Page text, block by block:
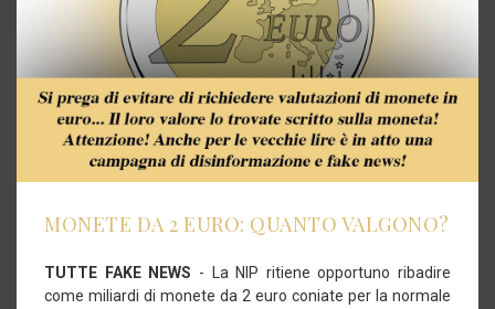
MONETE DA 2 EURO: QUANTO VALGONO?
TUTTE FAKE NEWS - La NIP ritiene opportuno ribadire
come miliardi di monete da 2 euro coniate per la normale